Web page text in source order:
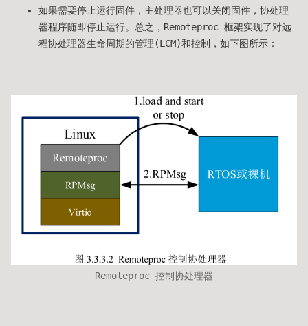
如果需要停止运行固件，主处理器也可以关闭固件，协处理
器程序随即停止运行。总之，Remoteproc 框架实现了对远
程协处理器生命周期的管理(LCM)和控制，如下图所示：
Remoteproc 控制协处理器